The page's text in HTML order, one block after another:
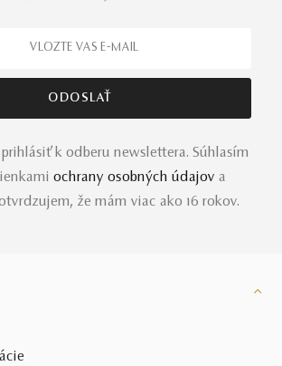
k odberu newslettera. Súhlasím
ochrany osobných údajov a
že mám viac ako 16 rokov.